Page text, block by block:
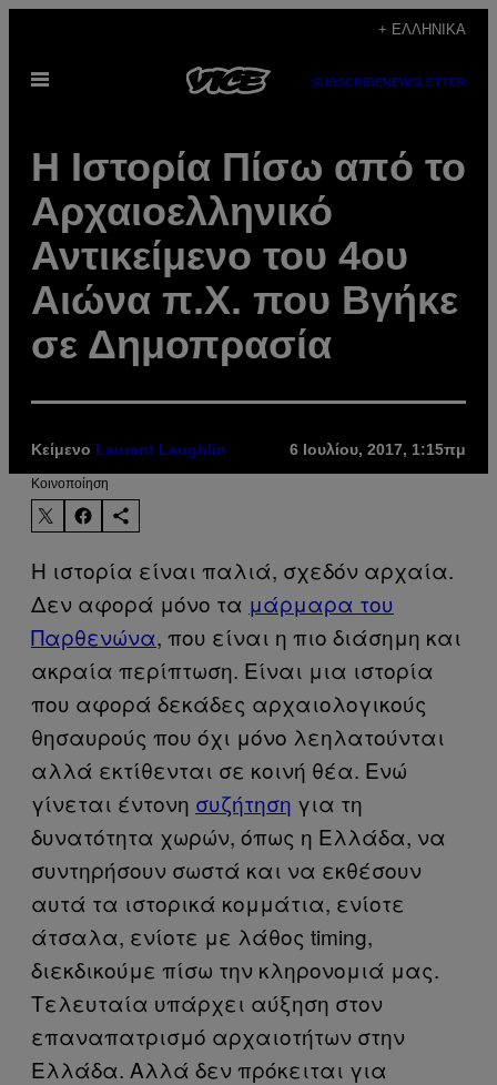
περιεχόμενο
+ ΕΛΛΗΝΙΚΆ
Ανοίξτε
SUBSCRIBENEWSLETTER
Η Ιστορία Πίσω από το
Αρχαιοελληνικό
Αντικείμενο του 4ου
Αιώνα π.Χ. που Βγήκε
σε Δημοπρασία
Κείμενο Laurent Laughlin 6 Ιουλίου, 2017, 1:15πμ
Kοινοποίηση
H ιστορία είναι παλιά, σχεδόν αρχαία.
Δεν αφορά μόνο τα μάρμαρα του
Παρθενώνα, που είναι η πιο διάσημη και
ακραία περίπτωση. Είναι μια ιστορία
που αφορά δεκάδες αρχαιολογικούς
θησαυρούς που όχι μόνο λεηλατούνται
αλλά εκτίθενται σε κοινή θέα. Ενώ
γίνεται έντονη συζήτηση για τη
δυνατότητα χωρών, όπως η Ελλάδα, να
συντηρήσουν σωστά και να εκθέσουν
αυτά τα ιστορικά κομμάτια, ενίοτε
άτσαλα, ενίοτε με λάθος timing,
διεκδικούμε πίσω την κληρονομιά μας.
Τελευταία υπάρχει αύξηση στον
επαναπατρισμό αρχαιοτήτων στην
Ελλάδα. Αλλά δεν πρόκειται για